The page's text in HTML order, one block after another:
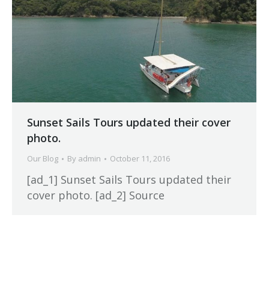
Sunset Sails Tours updated their cover
photo.
Our Blog By admin October 11, 2016
[ad_1] Sunset Sails Tours updated their
cover photo. [ad_2] Source